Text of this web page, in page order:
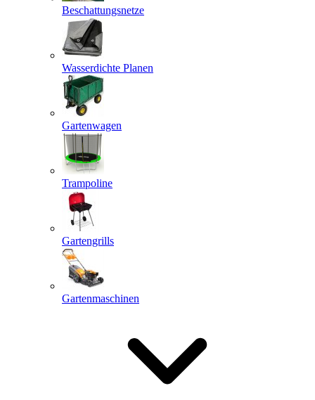
Beschattungsnetze
Wasserdichte Planen
Gartenwagen
Trampoline
Gartengrills
Gartenmaschinen